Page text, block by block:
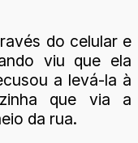
do celular e
viu que ela
a levá-la à
que via a
da rua.